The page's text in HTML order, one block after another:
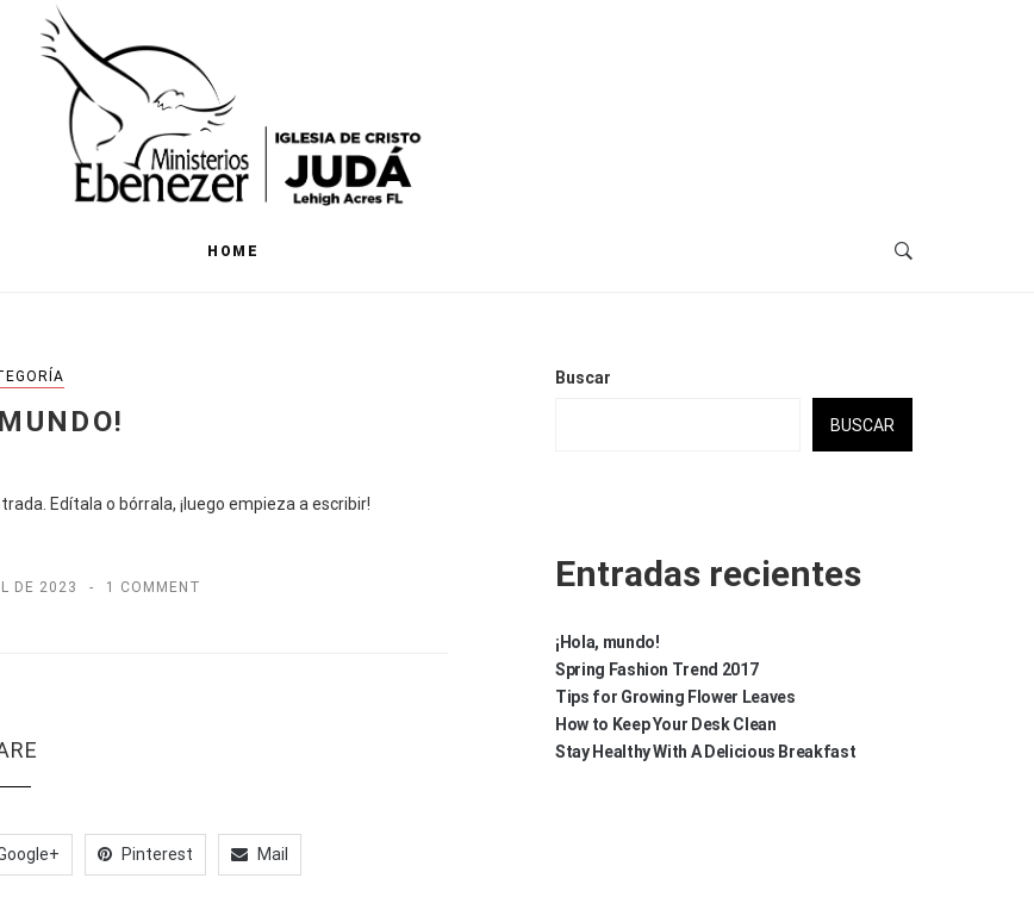
HOME
Edítala o bórrala, ¡luego empieza a escribir!
DE 2023 1 COMMENT
Pinterest Mail
Buscar
BUSCAR
Entradas recientes
¡Hola, mundo!
Spring Fashion Trend 2017
Tips for Growing Flower Leaves
How to Keep Your Desk Clean
Stay Healthy With A Delicious Breakfast